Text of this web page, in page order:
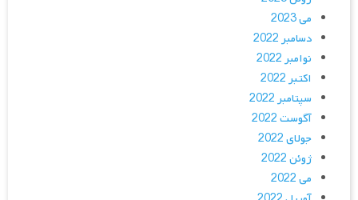
می 2023
دسامبر 2022
نوامبر 2022
اکتبر 2022
سپتامبر 2022
آگوست 2022
جولای 2022
ژوئن 2022
می 2022